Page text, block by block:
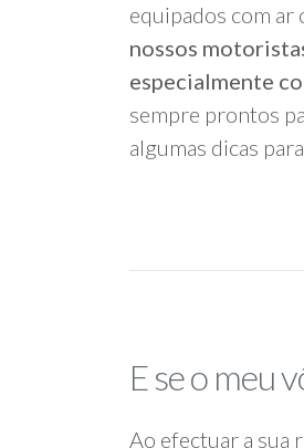
equipados com
nossos
especialmente
sempre prontos
algumas dicas
E se o meu
Ao efectuar a sua